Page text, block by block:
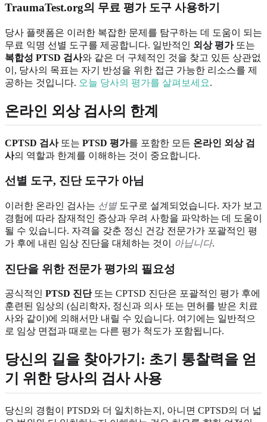
TraumaTest.org의 무료 평가 도구 사용하기
당사 플랫폼은 이러한 복잡한 문제를 탐구하는 데 도움이 되는
무료 익명 선별 도구를 제공합니다. 일반적인 외상 평가또는
복합성 PTSD 검사와 같은 더 구체적인 것을 찾고 있든 상관없
이, 당사의 목표는 자기 반성을 위한 접근 가능한 리소스를 제
공하는 것입니다. 오늘 당사의 평가를 살펴보세요.
온라인 외상 검사의 한계
CPTSD 검사또는 PTSD 평가를 포함한 모든 온라인 외상 검
사의 역할과 한계를 이해하는 것이 중요합니다.
선별 도구, 진단 도구가 아님
이러한 온라인 검사는 선별도구로 설계되었습니다. 자가 보고
경험에 따라 잠재적인 증상과 우려 사항을 파악하는 데 도움이
될 수 있습니다. 자격을 갖춘 정신 건강 전문가가 포괄적인 평
가 후에 내린 임상 진단을 대체하는 것이
아닙니다.
진단을 위한 전문가 평가의 필요성
공식적인 PTSD 진단또는 CPTSD 진단은 포괄적인 평가 후에
훈련된 임상의 (심리학자, 정신과 의사 또는 면허를 받은 치료
사와 같이)에 의해서만 내릴 수 있습니다. 여기에는 일반적으
로 임상 면접과 때로는 다른 평가 척도가 포함됩니다.
당신의 길을 찾아가기: 초기 통찰력을 얻
기 위한 당사의 검사 사용
당신의 경험이 PTSD와 더 일치하는지, 아니면 CPTSD의 더 넓